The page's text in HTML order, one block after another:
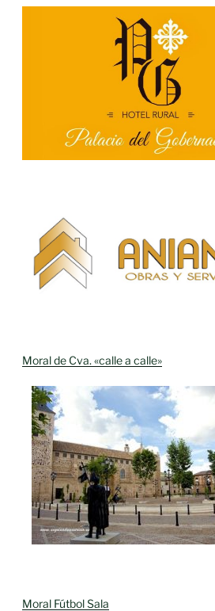
Moral de Cva. «calle a calle»
Moral Fútbol Sala